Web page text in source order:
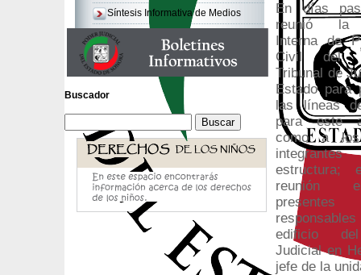
Síntesis Informativa de Medios
Buscador
En días
reunió la
Interna de
Civil del
Tribunal de
Estado para
las líneas
para este
como a los
estructura;
reunión
edificio
Judicial en
jefe de la